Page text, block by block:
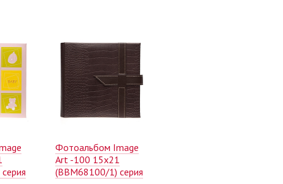
Фотоальбом Image
Art -100 15x21
(BBM68100/1) серия